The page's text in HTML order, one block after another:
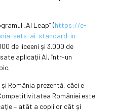
„AI Leap” (https://e-
sets-ai-standard-in-
de liceeni şi 3.000 de
aplicaţii AI, într-un
România prezentă, căci e
României este
– atât a copiilor cât şi